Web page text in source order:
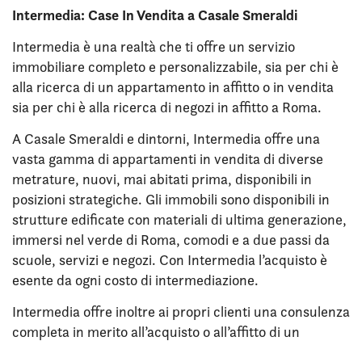
Intermedia: Case In Vendita a Casale Smeraldi
Intermedia è una realtà che ti offre un servizio
immobiliare completo e personalizzabile, sia per chi è
alla ricerca di un appartamento in affitto o in vendita
sia per chi è alla ricerca di negozi in affitto a Roma.
A Casale Smeraldi e dintorni, Intermedia offre una
vasta gamma di appartamenti in vendita di diverse
metrature, nuovi, mai abitati prima, disponibili in
posizioni strategiche. Gli immobili sono disponibili in
strutture edificate con materiali di ultima generazione,
immersi nel verde di Roma, comodi e a due passi da
scuole, servizi e negozi. Con Intermedia l’acquisto è
esente da ogni costo di intermediazione.
Intermedia offre inoltre ai propri clienti una consulenza
completa in merito all’acquisto o all’affitto di un